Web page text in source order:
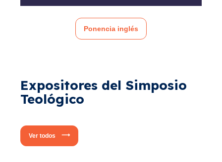
Ponencia inglés
Expositores del Simposio
Teológico
Ver todos